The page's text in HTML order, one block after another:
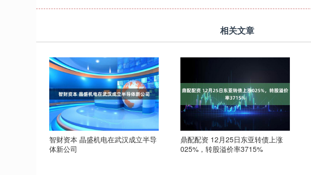
相关文章
智财资本 晶盛机电在武汉成立半导
体新公司
鼎配配资 12月25日东亚转债上涨
025%，转股溢价率3715%